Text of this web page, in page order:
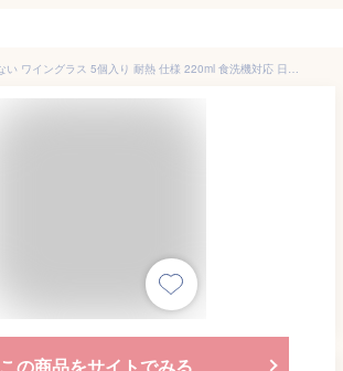
プラキラ 割れない ワイングラス 5個入り 耐熱 仕様 220ml 食洗機対応 日本製 アウトドア 子ども ホームパーティ かわいい おしゃれ クリア 赤ワイン 白ワイン プラスチック 耐熱温度 100度 ローステムワイングラス 子供用 低くてこぼれにくい ステム デザートグラス wine glass BPAフリー キャンプ LS101_220CL IJ Plakira 石川樹脂工業
この商品をサイトでみる